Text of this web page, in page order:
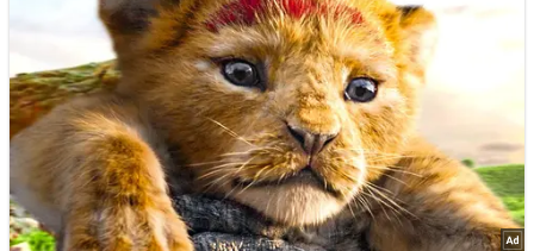
La princesa Leonor finaliza su formación militar y se prepara para
Advertisements